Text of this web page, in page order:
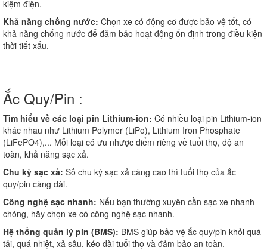
kiệm điện.
Khả năng chống nước: Chọn xe có động cơ được bảo vệ tốt, có
khả năng chống nước để đảm bảo hoạt động ổn định trong điều kiện
thời tiết xấu.
Ắc Quy/Pin :
Tìm hiểu về các loại pin Lithium-ion: Có nhiều loại pin Lithium-ion
khác nhau như Lithium Polymer (LiPo), Lithium Iron Phosphate
(LiFePO4),... Mỗi loại có ưu nhược điểm riêng về tuổi thọ, độ an
toàn, khả năng sạc xả.
Chu kỳ sạc xả: Số chu kỳ sạc xả càng cao thì tuổi thọ của ắc
quy/pin càng dài.
Công nghệ sạc nhanh: Nếu bạn thường xuyên cần sạc xe nhanh
chóng, hãy chọn xe có công nghệ sạc nhanh.
Hệ thống quản lý pin (BMS): BMS giúp bảo vệ ắc quy/pin khỏi quá
tải, quá nhiệt, xả sâu, kéo dài tuổi thọ và đảm bảo an toàn.